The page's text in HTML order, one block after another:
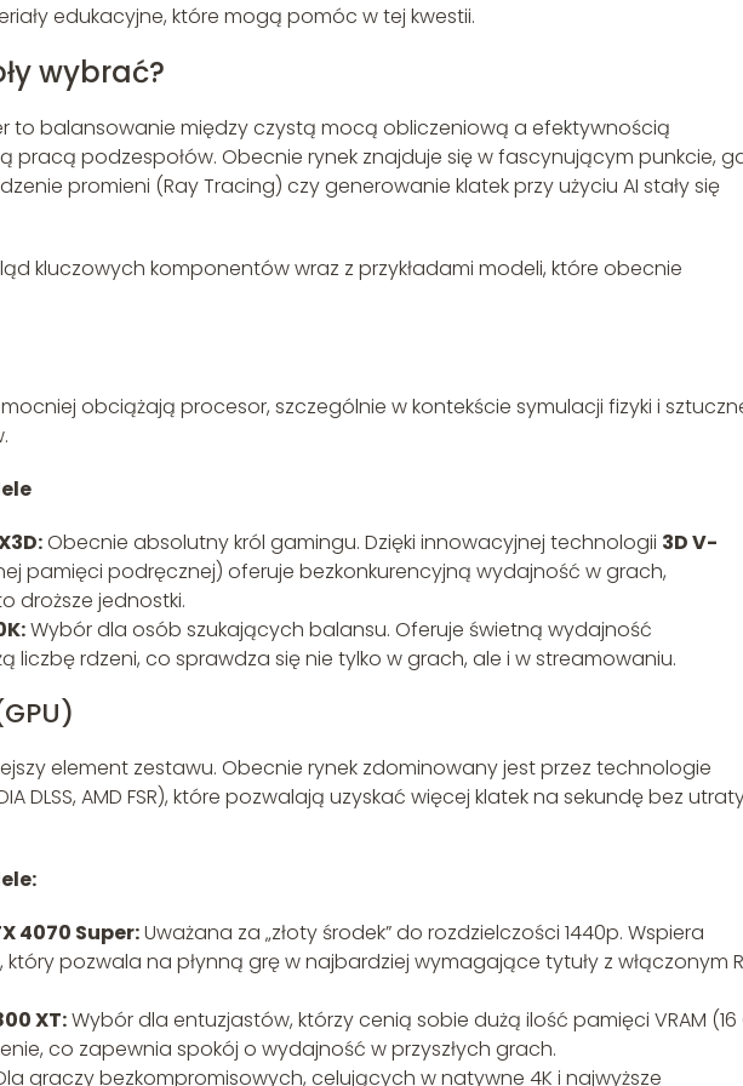
edukacyjne, które mogą pomóc w tej kwestii.
wybrać?
to balansowanie między czystą mocą obliczeniową a efektywnością
pracą podzespołów. Obecnie rynek znajduje się w fascynującym punkcie,
promieni (Ray Tracing) czy generowanie klatek przy użyciu AI stały się
kluczowych komponentów wraz z przykładami modeli, które obecnie
obciążają procesor, szczególnie w kontekście symulacji fizyki i
Obecnie absolutny król gamingu. Dzięki innowacyjnej technologii 3D V-
pamięci podręcznej) oferuje bezkonkurencyjną wydajność w grach,
droższe jednostki.
Wybór dla osób szukających balansu. Oferuje świetną wydajność
liczbę rdzeni, co sprawdza się nie tylko w grach, ale i w streamowaniu.
element zestawu. Obecnie rynek zdominowany jest przez technologie
DLSS, AMD FSR), które pozwalają uzyskać więcej klatek na sekundę bez
4070 Super:Uważana za „złoty środek” do rozdzielczości 1440p. Wspiera
, który pozwala na płynną grę w najbardziej wymagające tytuły z włączonym
XT:Wybór dla entuzjastów, którzy cenią sobie dużą ilość pamięci VRAM (16
co zapewnia spokój o wydajność w przyszłych grach.
graczy bezkompromisowych, celujących w natywne 4K i najwyższe